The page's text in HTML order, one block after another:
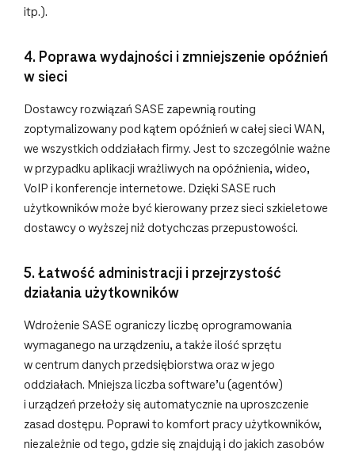
itp.).
4. Poprawa wydajności i zmniejszenie opóźnień
w sieci
Dostawcy rozwiązań SASE zapewnią routing
zoptymalizowany pod kątem opóźnień w całej sieci WAN,
we wszystkich oddziałach firmy. Jest to szczególnie ważne
w przypadku aplikacji wrażliwych na opóźnienia, wideo,
VoIP i konferencje internetowe. Dzięki SASE ruch
użytkowników może być kierowany przez sieci szkieletowe
dostawcy o wyższej niż dotychczas przepustowości.
5. Łatwość administracji i przejrzystość
działania użytkowników
Wdrożenie SASE ograniczy liczbę oprogramowania
wymaganego na urządzeniu, a także ilość sprzętu
w centrum danych przedsiębiorstwa oraz w jego
oddziałach. Mniejsza liczba software’u (agentów)
i urządzeń przełoży się automatycznie na uproszczenie
zasad dostępu. Poprawi to komfort pracy użytkowników,
niezależnie od tego, gdzie się znajdują i do jakich zasobów